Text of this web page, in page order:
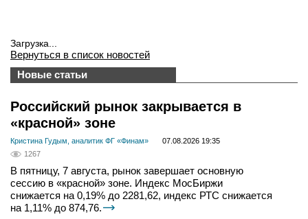
Загрузка...
Вернуться в список новостей
Новые статьи
Российский рынок закрывается в
«красной» зоне
Кристина Гудым, аналитик ФГ «Финам»
07.08.2026 19:35
1267
В пятницу, 7 августа, рынок завершает основную
сессию в «красной» зоне. Индекс МосБиржи
снижается на 0,19% до 2281,62, индекс РТС снижается
на 1,11% до 874,76.